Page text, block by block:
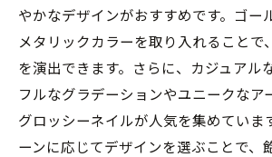
やかなデザインがおすすめです。ゴー
メタリックカラーを取り入れることで
を演出できます。さらに、カジュアル
フルなグラデーションやユニークなア
グロッシーネイルが人気を集めていま
ーンに応じてデザインを選ぶことで、